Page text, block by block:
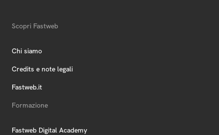
Scopri Fastweb
Chi siamo
Credits e note legali
Fastweb.it
Formazione
Fastweb Digital Academy